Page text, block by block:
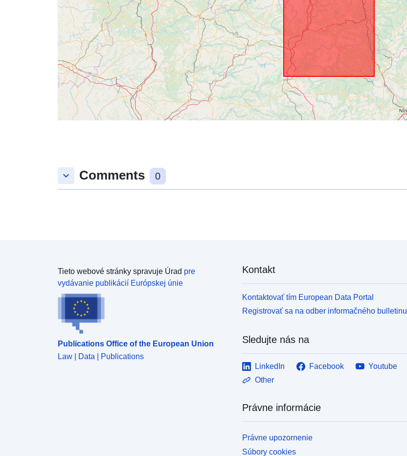
keyboard_arrow_down Comments 0
Tieto webové stránky spravuje Úrad pre
vydávanie publikácií Európskej únie
Publications Office of the European Union
Law | Data | Publications
Kontakt
Kontaktovať tím European Data Portal
Registrovať sa na odber informačného bulletinu
Sledujte nás na
LinkedIn Facebook
Youtube
Other
Právne informácie
Právne upozornenie
Súbory cookies